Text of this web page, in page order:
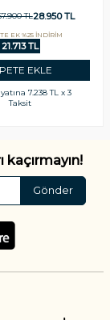
TL28.950TL
EK %25 İNDİRİM
21.713 TL
EKLE
7.238 TL x 3
Taksit
Gönder